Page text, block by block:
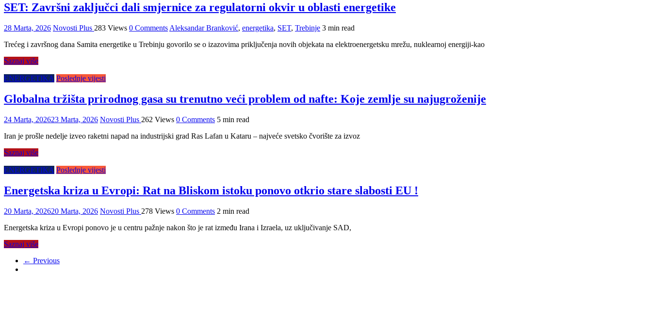
SET: Završni zaključci dali smjernice za regulatorni okvir u oblasti energetike
28 Marta, 2026 Novosti Plus 283 Views 0 Comments Aleksandar Branković, energetika, SET, Trebinje 3 min read
Trećeg i završnog dana Samita energetike u Trebinju govorilo se o izazovima priključenja novih objekata na elektroenergetsku mrežu, nuklearnoj energiji-kao
Saznaj više
ENERGETIKA Poslednje vijesti
Globalna tržišta prirodnog gasa su trenutno veći problem od nafte: Koje zemlje su najugroženije
24 Marta, 202623 Marta, 2026 Novosti Plus 262 Views 0 Comments 5 min read
Iran je prošle nedelje izveo raketni napad na industrijski grad Ras Lafan u Kataru – najveće svetsko čvorište za izvoz
Saznaj više
ENERGETIKA Poslednje vijesti
Energetska kriza u Evropi: Rat na Bliskom istoku ponovo otkrio stare slabosti EU !
20 Marta, 202620 Marta, 2026 Novosti Plus 278 Views 0 Comments 2 min read
Energetska kriza u Evropi ponovo je u centru pažnje nakon što je rat između Irana i Izraela, uz uključivanje SAD,
Saznaj više
← Previous